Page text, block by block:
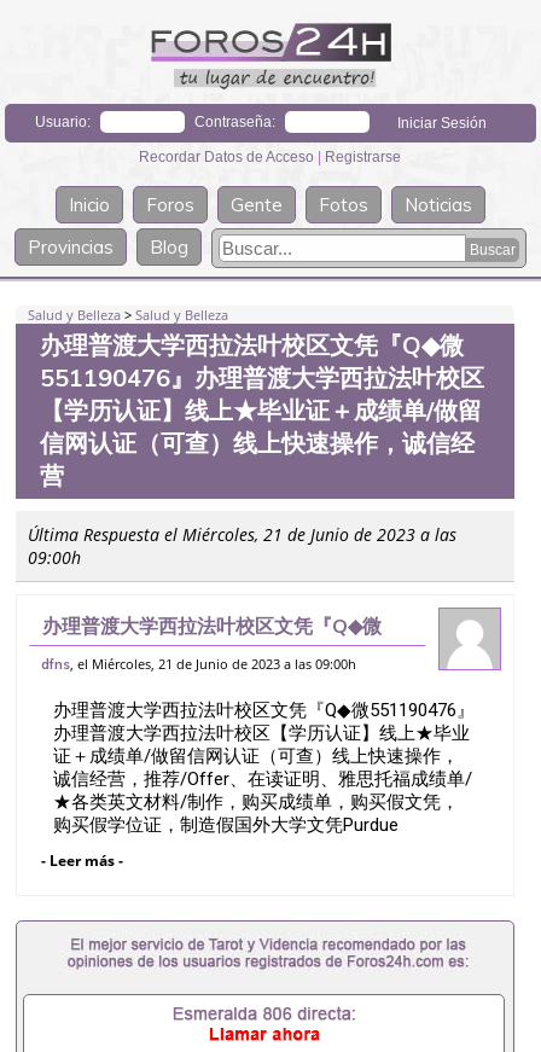
Usuario: Contraseña:
Recordar Datos de Acceso | Registrarse
Inicio Foros Gente Fotos
Noticias
Provincias
Blog
Salud y Belleza >Salud y Belleza
办理普渡大学西拉法叶校区文凭『Q◆微
551190476』办理普渡大学西拉法叶校区
【学历认证】线上★毕业证＋成绩单/做留
信网认证（可查）线上快速操作，诚信经
营
Última Respuesta el Miércoles, 21 de Junio de 2023 a las
09:00h
办理普渡大学西拉法叶校区文凭『Q◆微
551190476』办理普渡大学西拉法叶校区
信网认证（可查）线上快速操作，诚信经营
dfns , el Miércoles, 21 de Junio de 2023 a las 09:00h
办理普渡大学西拉法叶校区文凭『Q◆微551190476』
办理普渡大学西拉法叶校区【学历认证】线上★毕业
证＋成绩单/做留信网认证（可查）线上快速操作，
诚信经营，推荐/Offer、在读证明、雅思托福成绩单/
★各类英文材料/制作，购买成绩单，购买假文凭，
购买假学位证，制造假国外大学文凭Purdue
理假文凭办理毕业证成绩单办理教育部认证办理大使
证办理学历认证办理学生卡办理录取通知书办理学位
证书办理美国文凭办理澳洲文凭办理英国文凭办理加
拿大文凭办理德国文凭 一、快速办理材料： 1、毕业
书，雅思。（全套留学回国必备证明材料，给父母及
亲朋好友一份完美交代）； 2、雅思、托福，
- Leer más -